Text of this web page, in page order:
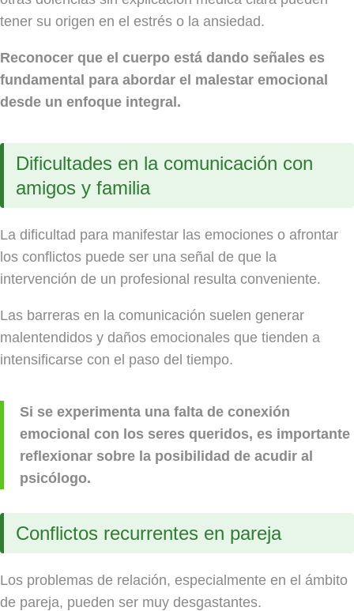
tener su origen en el estrés o la ansiedad.
Reconocer que el cuerpo está dando señales es
fundamental para abordar el malestar emocional
desde un enfoque integral.
Dificultades en la comunicación con
amigos y familia
La dificultad para manifestar las emociones o afrontar
los conflictos puede ser una señal de que la
intervención de un profesional resulta conveniente.
Las barreras en la comunicación suelen generar
malentendidos y daños emocionales que tienden a
intensificarse con el paso del tiempo.
Si se experimenta una falta de conexión
emocional con los seres queridos, es importante
reflexionar sobre la posibilidad de acudir al
psicólogo.
Conflictos recurrentes en pareja
Los problemas de relación, especialmente en el ámbito
de pareja, pueden ser muy desgastantes.